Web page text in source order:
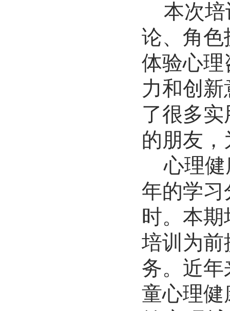
本次
论、角
体验心
力和创
了很多
的朋友
心理
年的学习
时。本
培训为
务。近
童心理健